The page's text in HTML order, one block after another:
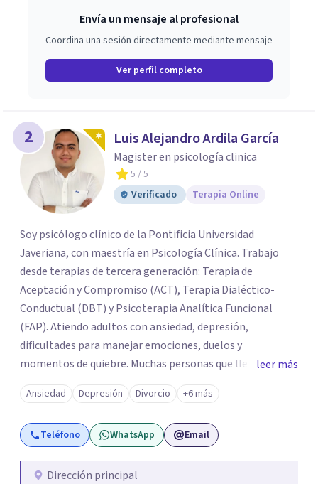
Envía un mensaje al profesional
Coordina una sesión directamente mediante mensaje
Ver perfil completo
2 Luis Alejandro Ardila García
Magister en psicología clinica
5 / 5
Verificado
Terapia Online
Soy psicólogo clínico de la Pontificia Universidad
Javeriana, con maestría en Psicología Clínica. Trabajo
desde terapias de tercera generación: Terapia de
Aceptación y Compromiso (ACT), Terapia Dialéctico-
Conductual (DBT) y Psicoterapia Analítica Funcional
(FAP). Atiendo adultos con ansiedad, depresión,
dificultades para manejar emociones, duelos y
momentos de quiebre. Muchas personas que llegan a
consulta no solo cargan con un síntoma: sienten que sus
propias reacciones emocionales les complican más la
vida. Desde ahí trabajamos. No busco eliminar el
malestar a la fuerza. Prefiero entender qué lo sostiene y
forma presencial y también online.
leer más
Ansiedad Depresión Divorcio +6 más
Teléfono WhatsApp Email
Dirección principal